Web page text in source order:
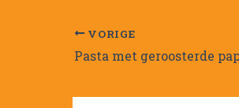
VORIGE
Pasta met geroosterde